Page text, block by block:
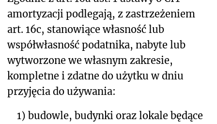
amortyzacji podlegają, z zastrzeżeniem
art. 16c, stanowiące własność lub
współwłasność podatnika, nabyte lub
wytworzone we własnym zakresie,
kompletne i zdatne do użytku w dniu
przyjęcia do używania:
1) budowle, budynki oraz lokale będące